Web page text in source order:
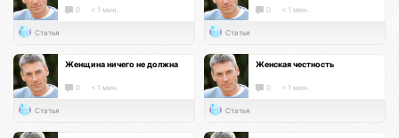
0 < 1 мин.
Статья
0 < 1 мин.
Статья
Женщина ничего не должна
0 < 1 мин.
Статья
Женская честность
0 < 1 мин.
Статья